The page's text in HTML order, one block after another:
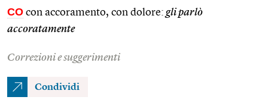
CO con accoramento, con dolore: gli parlò
accoratamente
Correzioni e suggerimenti
Condividi